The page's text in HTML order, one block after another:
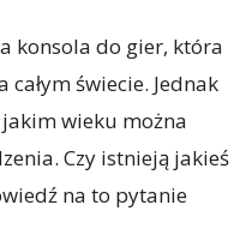
konsola do gier, która
całym świecie. Jednak
wieku można
Czy istnieją jakieś
na to pytanie